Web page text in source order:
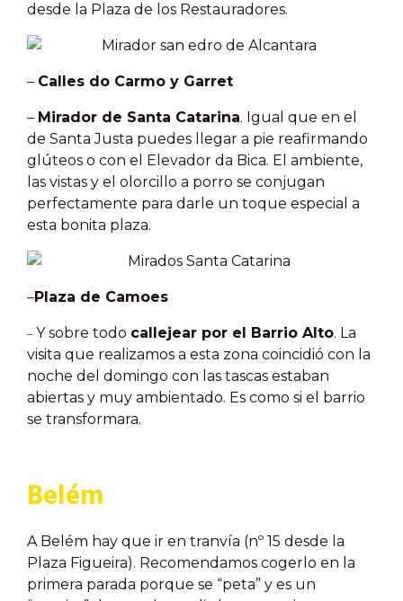
desde la Plaza de los Restauradores.
– Calles do Carmo y Garret
– Mirador de Santa Catarina. Igual que en el
de Santa Justa puedes llegar a pie reafirmando
glúteos o con el Elevador da Bica. El ambiente,
las vistas y el olorcillo a porro se conjugan
perfectamente para darle un toque especial a
esta bonita plaza.
–Plaza de Camoes
– Y sobre todo callejear por el Barrio Alto. La
visita que realizamos a esta zona coincidió con la
noche del domingo con las tascas estaban
abiertas y muy ambientado. Es como si el barrio
se transformara.
Belém
A Belém hay que ir en tranvía (nº 15 desde la
Plaza Figueira). Recomendamos cogerlo en la
primera parada porque se “peta” y es un